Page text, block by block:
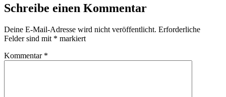
Schreibe einen Kommentar
Deine E-Mail-Adresse wird nicht veröffentlicht. Erforderliche
Felder sind mit * markiert
Kommentar *